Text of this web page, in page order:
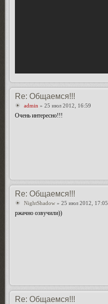
Re: Общаемся!!!
admin » 25 июл 2012, 16:59
Очень интересно!!!
Re: Общаемся!!!
NightShadow » 25 июл 2012, 17:05
ржачно озвучили))
Re: Общаемся!!!